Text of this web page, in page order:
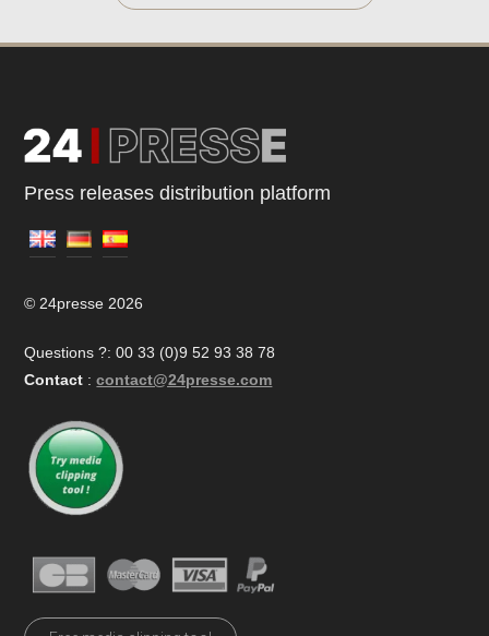
Press releases distribution platform
© 24presse 2026
Questions ?: 00 33 (0)9 52 93 38 78
Contact : contact@24presse.com